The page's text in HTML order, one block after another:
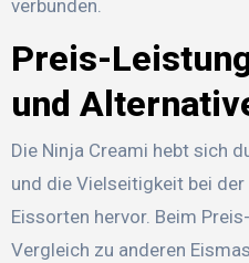
verbunden.
Preis-
und
Die Ninja Creami hebt sich
und die Vielseitigkeit bei
Eissorten hervor. Beim
Vergleich zu anderen